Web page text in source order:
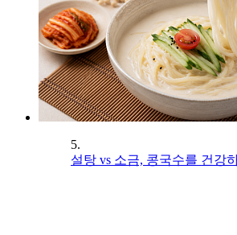
5.
설탕 vs 소금, 콩국수를 건강